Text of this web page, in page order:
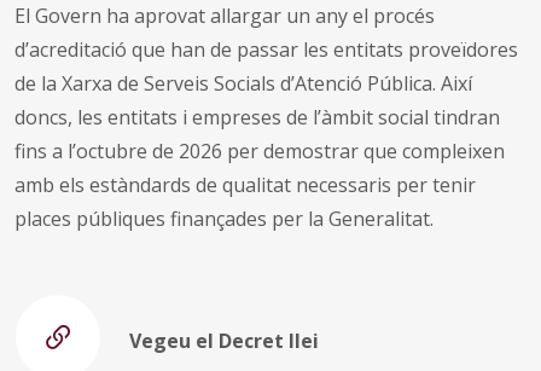
El Govern ha aprovat allargar un any el procés
d’acreditació que han de passar les entitats proveïdores
de la Xarxa de Serveis Socials d’Atenció Pública. Així
doncs, les entitats i empreses de l’àmbit social tindran
fins a l’octubre de 2026 per demostrar que compleixen
amb els estàndards de qualitat necessaris per tenir
places públiques finançades per la Generalitat.
Vegeu el Decret llei